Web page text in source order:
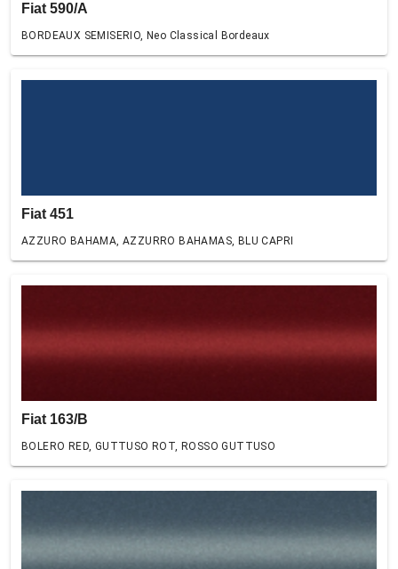
Fiat 590/A
BORDEAUX SEMISERIO, Neo Classical Bordeaux
Fiat 451
AZZURO BAHAMA, AZZURRO BAHAMAS, BLU CAPRI
Fiat 163/B
BOLERO RED, GUTTUSO ROT, ROSSO GUTTUSO